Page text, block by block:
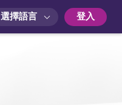
選擇語言 登入